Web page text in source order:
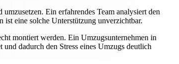
Ein erfahrendes Team analysiert den
eine solche Unterstützung unverzichtbar.
montiert werden. Ein Umzugsunternehmen in
dadurch den Stress eines Umzugs deutlich